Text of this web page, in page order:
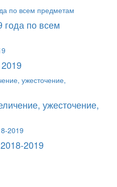
по всем
ужесточение,
2019